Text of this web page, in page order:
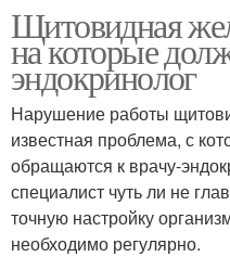
Щитовидная
на которые
эндокринолог
Нарушение работы
известная проблема, с
обращаются к врачу-
специалист чуть ли не
точную настройку
необходимо регулярно.